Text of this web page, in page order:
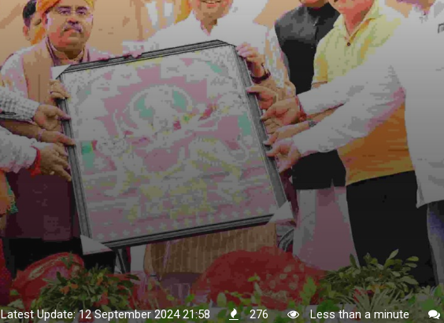
Latest Update: 12 September 2024 21:58 276 Less than a minute